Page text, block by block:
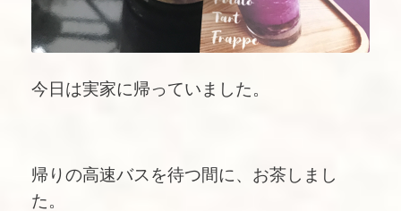
今日は実家に帰っていました。
帰りの高速バスを待つ間に、お茶しまし
た。